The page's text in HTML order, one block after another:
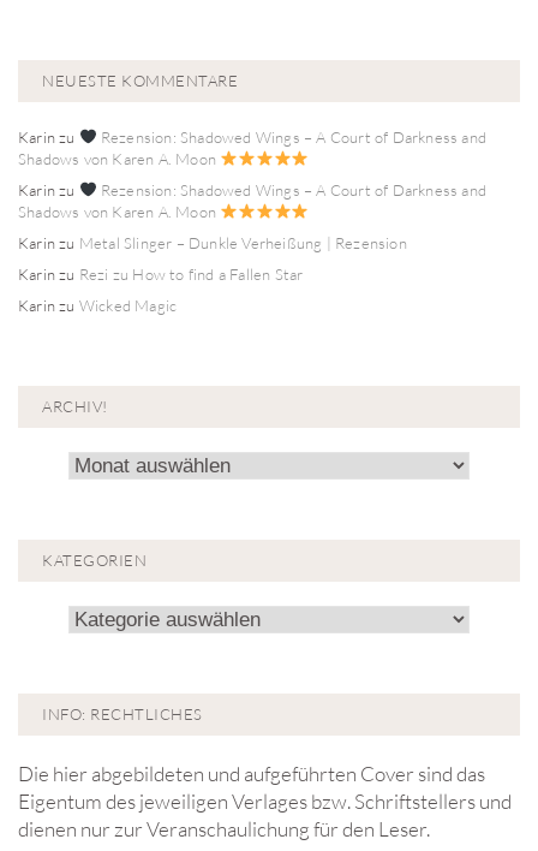
NEUESTE KOMMENTARE
Karinzu
Rezension: Shadowed Wings – A Court of Darkness and
Shadows von Karen A. Moon
Karinzu
Rezension: Shadowed Wings – A Court of Darkness and
Shadows von Karen A. Moon
Karinzu Metal Slinger – Dunkle Verheißung | Rezension
Karinzu Rezi zu How to find a Fallen Star
Karinzu Wicked Magic
ARCHIV!
Archiv!
KATEGORIEN
Kategorien
INFO: RECHTLICHES
Die hier abgebildeten und aufgeführten Cover sind das
Eigentum des jeweiligen Verlages bzw. Schriftstellers und
dienen nur zur Veranschaulichung für den Leser.